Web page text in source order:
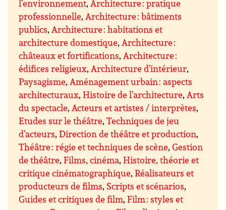
l’environnement,Architecture : pratique
professionnelle,Architecture : bâtiments
publics,Architecture : habitations et
architecture domestique,Architecture :
châteaux et fortifications,Architecture :
édifices religieux,Architecture d’intérieur,
Paysagisme,Aménagement urbain : aspects
architecturaux,Histoire de l’architecture,Arts
du spectacle,Acteurs et artistes / interprètes,
Etudes sur le théâtre,Techniques de jeu
d’acteurs,Direction de théâtre et production,
Théâtre : régie et techniques de scène,Gestion
de théâtre,Films, cinéma,Histoire, théorie et
critique cinématographique,Réalisateurs et
producteurs de films, Scripts et scénarios,
Guides et critiques de film,Film : styles et